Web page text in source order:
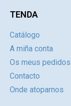
TENDA
Catálogo
A miña conta
Os meus pedidos
Contacto
Onde atoparnos